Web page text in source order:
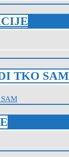
TKO SAM